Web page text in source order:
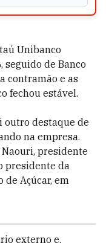
Unibanco
seguido de Banco
contramão e as
fechou estável.
outro destaque de
na empresa.
Naouri, presidente
presidente da
de Açúcar, em
externo e,